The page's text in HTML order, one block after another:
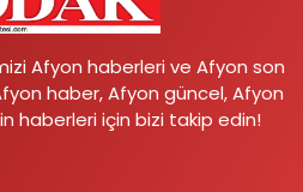
Afyon haberleri ve Afyon son
haber, Afyon güncel, Afyon
haberleri için bizi takip edin!